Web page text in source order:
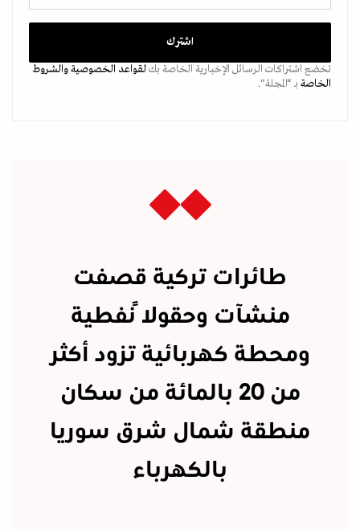
تخضع اشتراكات الرسائل الإخبارية الخاصة بكلقواعد الخصوصيةوالشروط
الخاصة بـ “المجلة".
طائرات تركية قصفت
منشآت وحقولاً نفطية
ومحطة كهربائية تزود أكثر
من 20 بالمائة من سكان
منطقة شمال شرق سوريا
بالكهرباء